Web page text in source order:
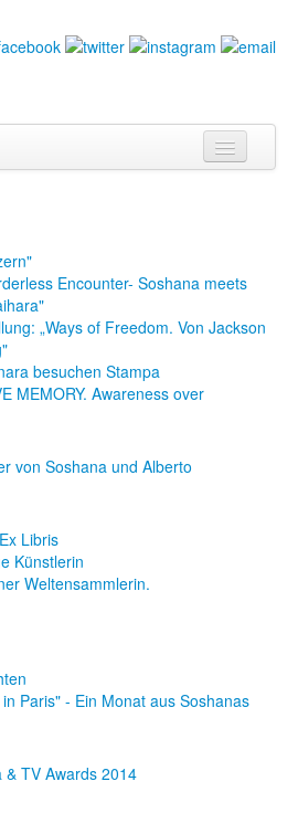
Ausstellungen
Encounter- Soshana meets
„Ways of Freedom. Von Jackson
besuchen Stampa
MEMORY. Awareness over
von Soshana und Alberto
Libris
Künstlerin
Weltensammlerin.
Paris" - Ein Monat aus Soshanas
TV Awards 2014